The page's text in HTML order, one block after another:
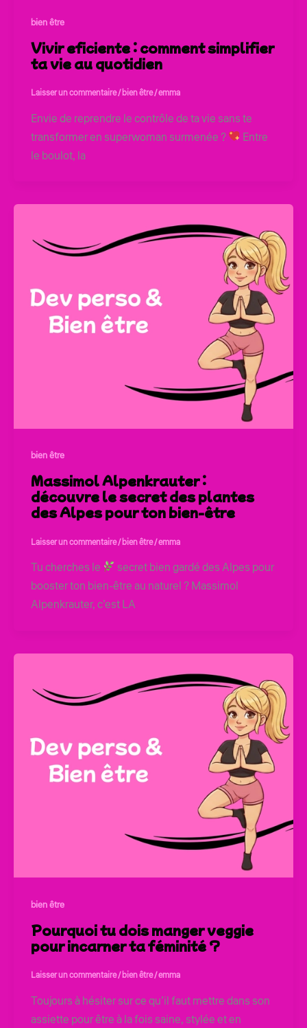
bien être
Vivir eficiente : comment simplifier
ta vie au quotidien
Laisser un commentaire/bien être/emma
Envie de reprendre le contrôle de ta vie sans te
transformer en superwoman surmenée ?
Entre
le boulot, la
bien être
Massimol Alpenkrauter :
découvre le secret des plantes
des Alpes pour ton bien-être
Laisser un commentaire/bien être/emma
Tu cherches le
secret bien gardé des Alpes pour
booster ton bien-être au naturel ? Massimol
Alpenkrauter, c’est LA
bien être
Pourquoi tu dois manger veggie
pour incarner ta féminité ?
Laisser un commentaire/bien être/emma
Toujours à hésiter sur ce qu’il faut mettre dans son
assiette pour être à la fois saine, stylée et en